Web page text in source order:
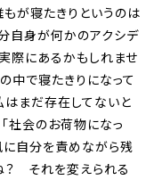
が寝たきりというのは
自身が何かのアクシデ
際にあるかもしれませ
中で寝たきりになって
はまだ存在してないと
社会のお荷物になっ
に自分を責めながら残
？ それを変えられる